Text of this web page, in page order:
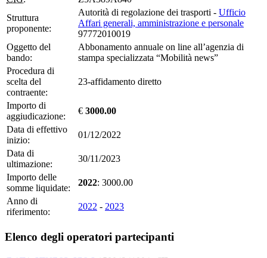
Struttura
proponente:
Autorità di regolazione dei trasporti - Ufficio
Affari generali, amministrazione e personale
97772010019
Oggetto del
bando:
Abbonamento annuale on line all’agenzia di
stampa specializzata “Mobilità news”
Procedura di
scelta del
contraente:
23-affidamento diretto
Importo di
aggiudicazione:
€ 3000.00
Data di effettivo
inizio:
01/12/2022
Data di
ultimazione:
30/11/2023
Importo delle
somme liquidate:
2022: 3000.00
Anno di
riferimento:
2022 - 2023
Elenco degli operatori partecipanti